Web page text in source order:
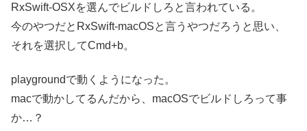
RxSwift-OSXを選んでビルドしろと言われている。
今のやつだとRxSwift-macOSと言うやつだろうと思い、
それを選択してCmd+b。
playgroundで動くようになった。
macで動かしてるんだから、macOSでビルドしろって事
か…？